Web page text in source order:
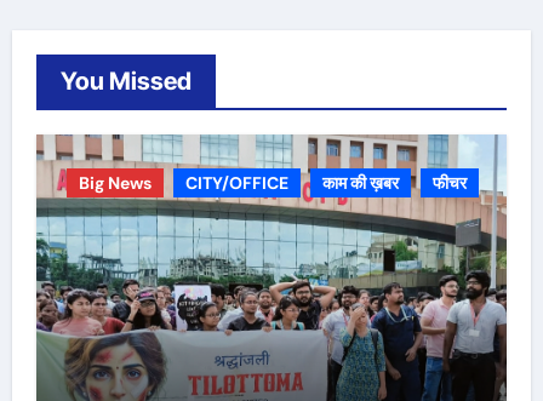
You Missed
Big News CITY/OFFICE काम की ख़बर फीचर